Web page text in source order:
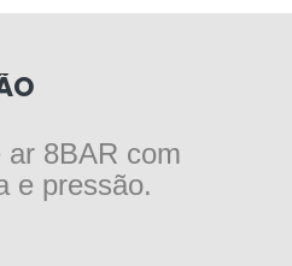
ar 8BAR com
e pressão.